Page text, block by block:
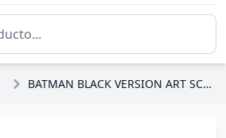
BATMAN BLACK VERSION ART SCALE DELUXE - DC COMICS